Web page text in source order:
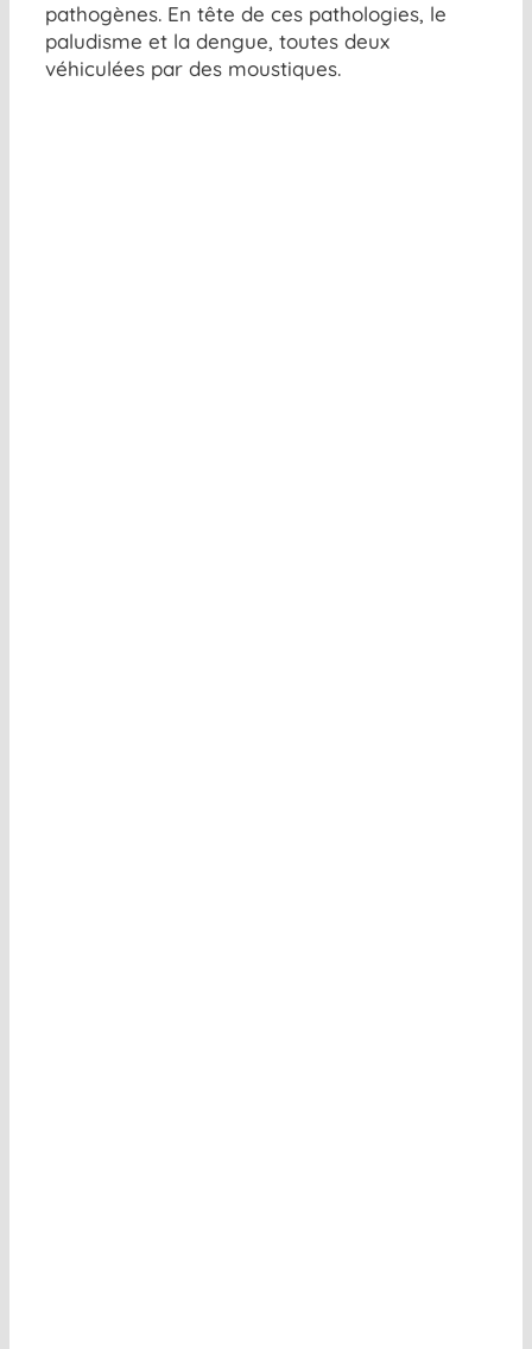
pathogènes. En tête de ces pathologies, le
paludisme et la dengue, toutes deux
véhiculées par des moustiques.